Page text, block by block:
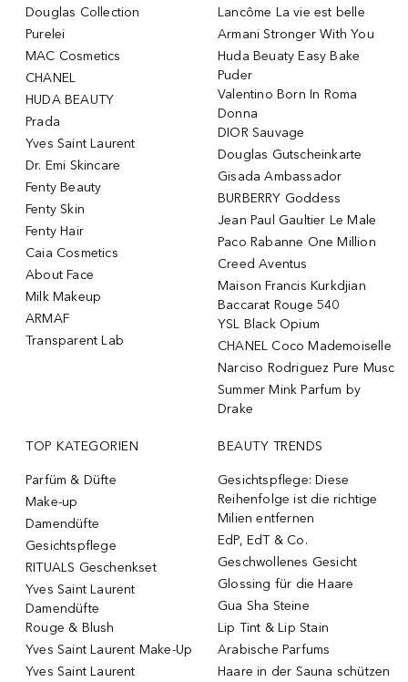
Douglas Collection
Purelei
MAC Cosmetics
CHANEL
HUDA BEAUTY
Prada
Yves Saint Laurent
Dr. Emi Skincare
Fenty Beauty
Fenty Skin
Fenty Hair
Caia Cosmetics
About Face
Milk Makeup
ARMAF
Transparent Lab
Lancôme La vie est belle
Armani Stronger With You
Huda Beuaty Easy Bake
Puder
Valentino Born In Roma
Donna
DIOR Sauvage
Douglas Gutscheinkarte
Gisada Ambassador
BURBERRY Goddess
Jean Paul Gaultier Le Male
Paco Rabanne One Million
Creed Aventus
Maison Francis Kurkdjian
Baccarat Rouge 540
YSL Black Opium
CHANEL Coco Mademoiselle
Narciso Rodriguez Pure Musc
Summer Mink Parfum by
Drake
TOP KATEGORIEN
Parfüm & Düfte
Make-up
Damendüfte
Gesichtspflege
RITUALS Geschenkset
Yves Saint Laurent
Damendüfte
Rouge & Blush
Yves Saint Laurent Make-Up
Yves Saint Laurent
BEAUTY TRENDS
Gesichtspflege: Diese
Reihenfolge ist die richtige
Milien entfernen
EdP, EdT & Co.
Geschwollenes Gesicht
Glossing für die Haare
Gua Sha Steine
Lip Tint & Lip Stain
Arabische Parfums
Haare in der Sauna schützen